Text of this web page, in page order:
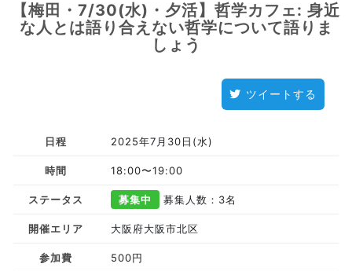
【梅田・7/30(水)・夕活】哲学カフェ: 身近
な人とは語り合えない哲学について語りま
しょう
ツイートする
日程 2025年7月30日(水)
時間 18:00〜19:00
ステータス 募集中 募集人数：3名
開催エリア 大阪府大阪市北区
参加費 500円